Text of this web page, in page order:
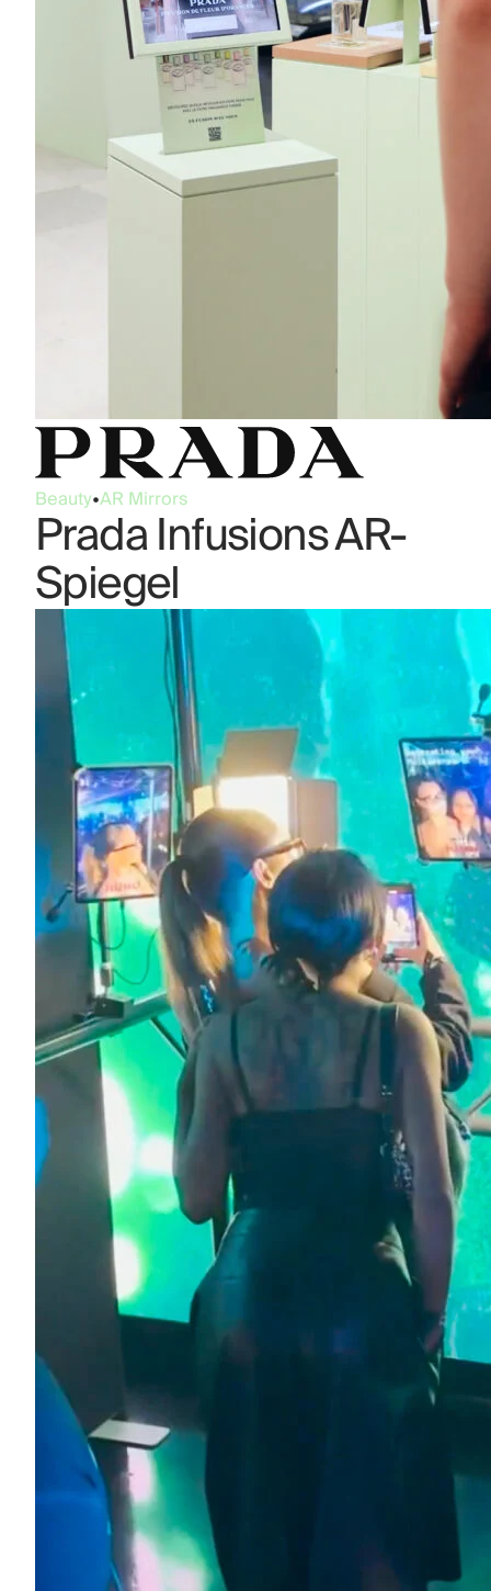
Beauty•AR Mirrors
Prada Infusions AR-
Spiegel